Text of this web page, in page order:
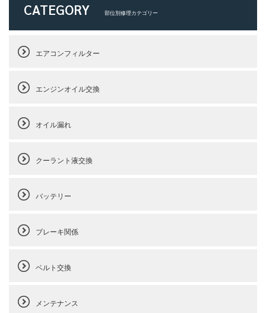
CATEGORY 部位別修理カテゴリー
エアコンフィルター
エンジンオイル交換
オイル漏れ
クーラント液交換
バッテリー
ブレーキ関係
ベルト交換
メンテナンス